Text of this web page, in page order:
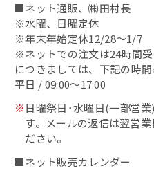
蟹の缶詰
へしこ漬
浜焼き鯖
出汁・削り節
鯖カレー
■ネット通販、㈱田村長
※水曜、日曜定休
※年末年始定休12/28～1/7
※ネットでの注文は24時間
につきましては、下記の時間
平日 / 09:00～17:00
※日曜祭日･水曜日(一部営
す。メールの返信は翌営
ださい。
■ネット販売カレンダー